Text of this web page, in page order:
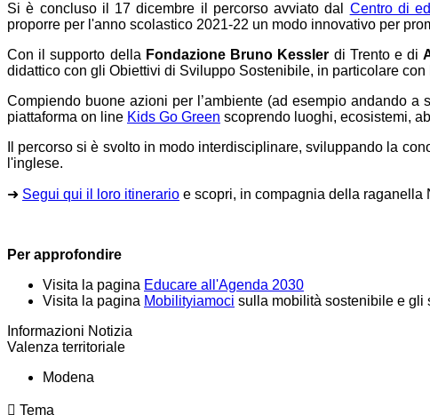
Si è concluso il 17 dicembre il percorso avviato dal Centro di
proporre per l'anno scolastico 2021-22 un modo innovativo per
Con il supporto della Fondazione Bruno Kessler di Trento e di
didattico con gli Obiettivi di Sviluppo Sostenibile, in particolare
Compiendo buone azioni per l’ambiente (ad esempio andando
piattaforma on line Kids Go Green scoprendo luoghi, ecosistemi,
Il percorso si è svolto in modo interdisciplinare, sviluppando la
l'inglese.
➜ Segui qui il loro itinerario e scopri, in compagnia della
Per approfondire
Visita la pagina Educare all'Agenda 2030
Visita la pagina Mobilityiamoci sulla mobilità sostenibile e gli
Informazioni Notizia
Valenza territoriale
Modena
Tema